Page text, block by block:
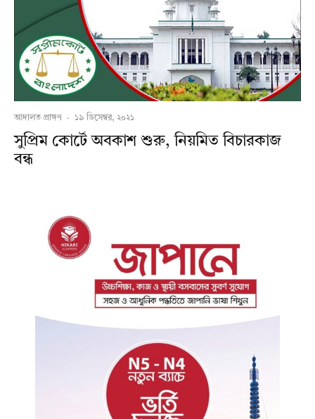
আদালত প্রাঙ্গণ · ১৯ ডিসেম্বর, ২০২১
সুপ্রিম কোর্টে অবকাশ শুরু, নিয়মিত বিচারকাজ
বন্ধ